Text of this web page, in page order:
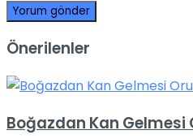
Önerilenler
Boğazdan Kan Gelmesi